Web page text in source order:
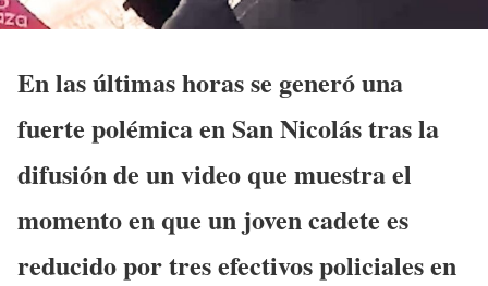
En las últimas horas se generó una
fuerte polémica en San Nicolás tras la
difusión de un video que muestra el
momento en que un joven cadete es
reducido por tres efectivos policiales en